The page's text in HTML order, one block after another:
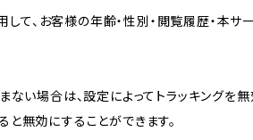
、お客様の年齢・性別・閲覧履歴・本サ
い場合は、設定によってトラッキングを
無効にすることができます。